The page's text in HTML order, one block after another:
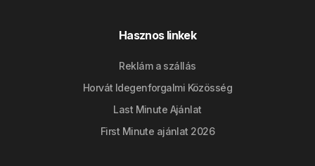
Hasznos linkek
Reklám a szállás
Horvát Idegenforgalmi Közösség
Last Minute Ajánlat
First Minute ajánlat 2026